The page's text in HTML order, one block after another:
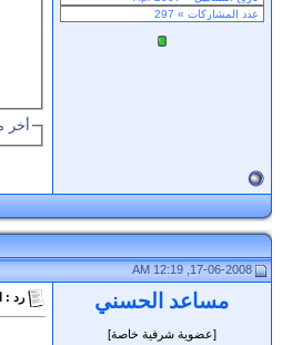
أخر
17-06-2008, 12:19 AM
مساعد الحسني
[عضوية شرفية خاصة]
رد :